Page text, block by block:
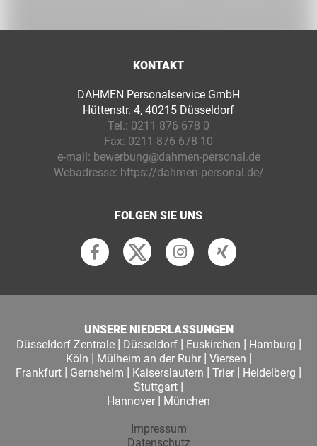
KONTAKT
DAHMEN Personalservice GmbH
Hüttenstr. 4, 40215 Düsseldorf
Tel.: 0211 876 678 0
Fax: 0211 876 678 10
e-mail: bewerbung@dahmen-personal.de
Webadresse: https://dahmen-personal.de/
FOLGEN SIE UNS
UNSERE NIEDERLASSUNGEN
Düsseldorf Zentrale| Düsseldorf| Euskirchen | Hamburg |
Köln | Mülheim an der Ruhr| Viersen |
Frankfurt | Gernsheim | Kaiserslautern | Trier | Heidelberg |
Stuttgart |
Hannover | München
Impressum
Datenschutz